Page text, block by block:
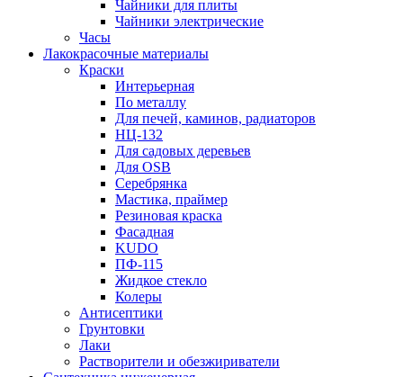
Чайники для плиты
Чайники электрические
Часы
Лакокрасочные материалы
Краски
Интерьерная
По металлу
Для печей, каминов, радиаторов
НЦ-132
Для садовых деревьев
Для OSB
Серебрянка
Мастика, праймер
Резиновая краска
Фасадная
KUDO
ПФ-115
Жидкое стекло
Колеры
Антисептики
Грунтовки
Лаки
Растворители и обезжириватели